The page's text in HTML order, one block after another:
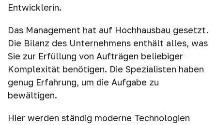
Entwicklerin.
Das Management hat auf Hochhausbau gesetzt.
Die Bilanz des Unternehmens enthält alles, was
Sie zur Erfüllung von Aufträgen beliebiger
Komplexität benötigen. Die Spezialisten haben
genug Erfahrung, um die Aufgabe zu
bewältigen.
Hier werden ständig moderne Technologien